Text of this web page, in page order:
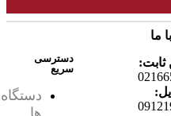
ما
ثابت:
دسترسی
سریع
دستگاه
ها